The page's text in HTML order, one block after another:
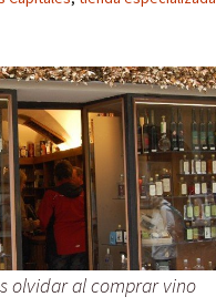
olvidar al comprar vino